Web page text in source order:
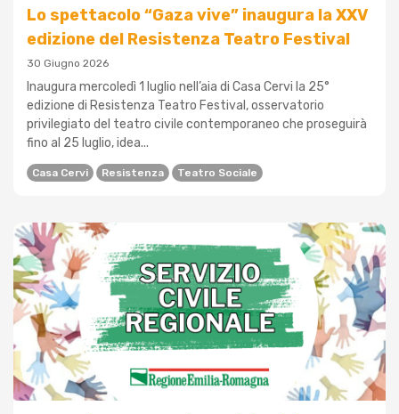
Lo spettacolo “Gaza vive” inaugura la XXV
edizione del Resistenza Teatro Festival
30 Giugno 2026
Inaugura mercoledì 1 luglio nell’aia di Casa Cervi la 25°
edizione di Resistenza Teatro Festival, osservatorio
privilegiato del teatro civile contemporaneo che proseguirà
fino al 25 luglio, idea...
Casa Cervi Resistenza Teatro Sociale